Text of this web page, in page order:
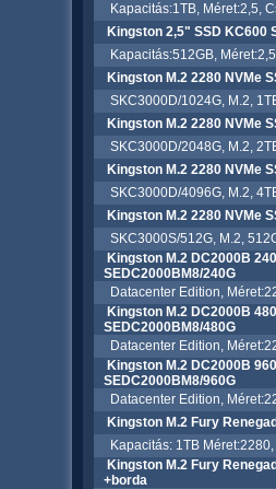
Kapacitás:1TB, Méret:2,5,
Kingston 2,5" SSD KC600
Kapacitás:512GB,
Kingston M.2 2280 NVMe
SKC3000D/1024G, M.2,
Kingston M.2 2280 NVMe
SKC3000D/2048G, M.2,
Kingston M.2 2280 NVMe
SKC3000D/4096G, M.2,
Kingston M.2 2280 NVMe
SKC3000S/512G, M.2,
Kingston M.2 DC2000B
SEDC2000BM8/240G
Datacenter Edition,
Kingston M.2 DC2000B
SEDC2000BM8/480G
Datacenter Edition,
Kingston M.2 DC2000B
SEDC2000BM8/960G
Datacenter Edition,
Kingston M.2 Fury
Kapacitás: 1TB Méret:2280,
Kingston M.2 Fury
+borda